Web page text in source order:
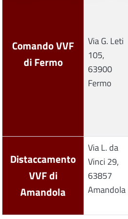
Comando VVF
di Fermo
Via G. Leti
105,
63900
Fermo
Distaccamento
VVF di
Amandola
Via L. da
Vinci 29,
63857
Amandola